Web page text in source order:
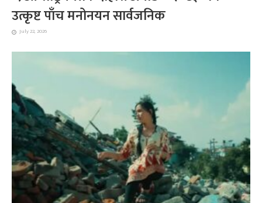
उत्कृष्ट पाँच मनोनयन सार्वजनिक
July 22, 2026